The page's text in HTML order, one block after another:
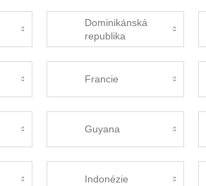
Dominikánská
republika
Francie
Guyana
Indonézie